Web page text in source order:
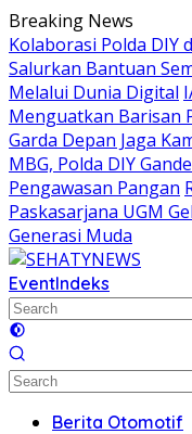
Skip
to
content
Breaking News
Kolaborasi Polda DIY
Salurkan Bantuan
Melalui Dunia Digital
Menguatkan Barisan
Garda Depan Jaga
MBG, Polda DIY
Pengawasan Pangan
Paskasarjana UGM
Generasi Muda
EventIndeks
Berita Otomotif